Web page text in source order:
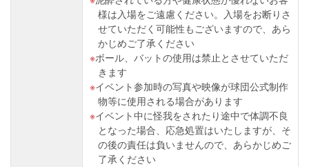
様は入場をご遠慮ください。入場をお断りさ
せていただく可能性もございますので、あら
かじめご了承ください
ボール、バットの使用は禁止とさせていただ
きます
イベント参加時の写真や映像が球団公式制作
物等に使用される場合があります
イベント中に怪我をされたり途中で体調不良
となった場合、応急処置はいたしますが、そ
の後の責任は負いませんので、あらかじめご
了承ください